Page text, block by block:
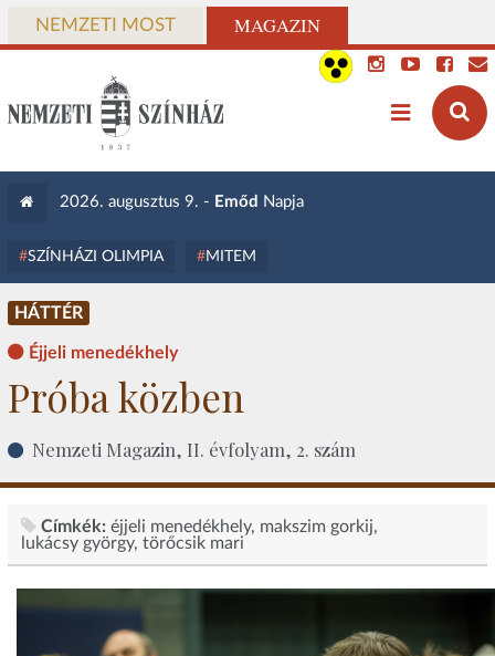
NEMZETI MOST MAGAZIN
2026. augusztus 9. - Emőd Napja
SZÍNHÁZI OLIMPIA MITEM
HÁTTÉR
Éjjeli menedékhely
Próba közben
Nemzeti Magazin, II. évfolyam, 2. szám
Címkék: éjjeli menedékhely makszim gorkij
lukácsy györgy törőcsik mari